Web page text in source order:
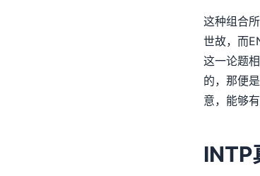
这种组合
世故，而
这一论题
的，那便
意，能够
INTP